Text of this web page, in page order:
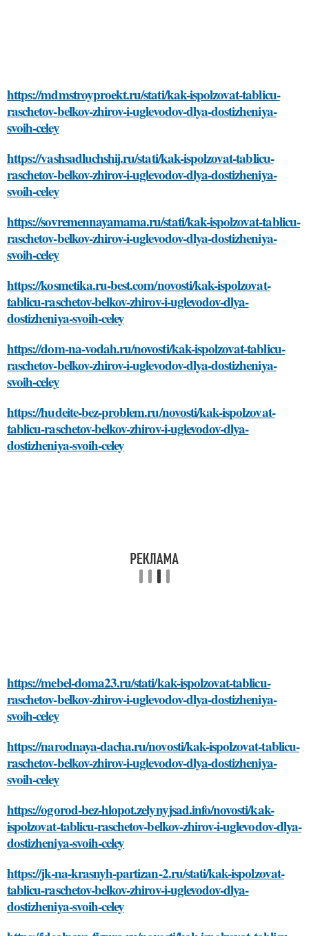
https://mdmstroyproekt.ru/stati/kak-ispolzovat-tablicu-
raschetov-belkov-zhirov-i-uglevodov-dlya-dostizheniya-
svoih-celey
https://vashsadluchshij.ru/stati/kak-ispolzovat-tablicu-
raschetov-belkov-zhirov-i-uglevodov-dlya-dostizheniya-
svoih-celey
https://sovremennayamama.ru/stati/kak-ispolzovat-tablicu-
raschetov-belkov-zhirov-i-uglevodov-dlya-dostizheniya-
svoih-celey
https://kosmetika.ru-best.com/novosti/kak-ispolzovat-
tablicu-raschetov-belkov-zhirov-i-uglevodov-dlya-
dostizheniya-svoih-celey
https://dom-na-vodah.ru/novosti/kak-ispolzovat-tablicu-
raschetov-belkov-zhirov-i-uglevodov-dlya-dostizheniya-
svoih-celey
https://hudeite-bez-problem.ru/novosti/kak-ispolzovat-
tablicu-raschetov-belkov-zhirov-i-uglevodov-dlya-
dostizheniya-svoih-celey
https://mebel-doma23.ru/stati/kak-ispolzovat-tablicu-
raschetov-belkov-zhirov-i-uglevodov-dlya-dostizheniya-
svoih-celey
https://narodnaya-dacha.ru/novosti/kak-ispolzovat-tablicu-
raschetov-belkov-zhirov-i-uglevodov-dlya-dostizheniya-
svoih-celey
https://ogorod-bez-hlopot.zelynyjsad.info/novosti/kak-
ispolzovat-tablicu-raschetov-belkov-zhirov-i-uglevodov-dlya-
dostizheniya-svoih-celey
https://jk-na-krasnyh-partizan-2.ru/stati/kak-ispolzovat-
tablicu-raschetov-belkov-zhirov-i-uglevodov-dlya-
dostizheniya-svoih-celey